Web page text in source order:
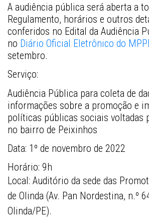
A audiência pública será aberta a
Regulamento, horários e outros
conferidos no Edital da Audiência
no Diário Oficial Eletrônico do
setembro.
Serviço:
Audiência Pública para coleta de
informações sobre a promoção e
políticas públicas sociais voltadas
no bairro de Peixinhos
Data: 1º de novembro de 2022
Horário: 9h
Local: Auditório da sede das
de Olinda (Av. Pan Nordestina, n.º
Olinda/PE).